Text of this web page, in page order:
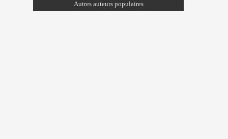
Autres auteurs populaires